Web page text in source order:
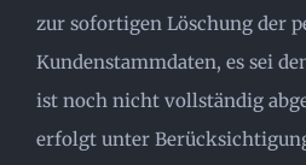
zur sofortigen Löschung der
Kundenstammdaten, es sei
ist noch nicht vollständig
erfolgt unter